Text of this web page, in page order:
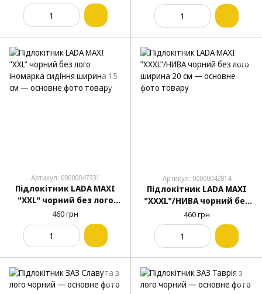
Артикул: 00000047331
Підлокітник LADA MAXI
"XXL" чорний без лого
іномарка сидіння
ширина 15 см
460 грн
Артикул: 00000042814
Підлокітник LADA MAXI
"XXXL"/НИВА чорний без
лого ширина 20 см
460 грн